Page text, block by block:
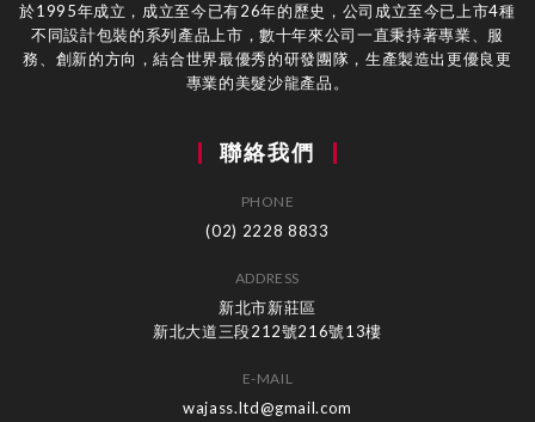
於1995年成立，成立至今已有26年的歷史，公司成立至今已上市4種
不同設計包裝的系列產品上市，數十年來公司一直秉持著專業、服
務、創新的方向，結合世界最優秀的研發團隊，生產製造出更優良更
專業的美髮沙龍產品。
聯絡我們
PHONE
(02) 2228 8833
ADDRESS
新北市新莊區
新北大道三段212號216號13樓
E-MAIL
wajass.ltd@gmail.com